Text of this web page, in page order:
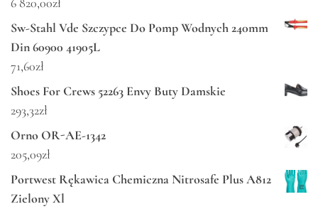
Sw-Stahl Vde Szczypce Do Pomp Wodnych 240mm
Din 60900 41905L
71,60zł
Shoes For Crews 52263 Envy Buty Damskie
293,32zł
Orno OR-AE-1342
205,09zł
Portwest Rękawica Chemiczna Nitrosafe Plus A812
Zielony Xl